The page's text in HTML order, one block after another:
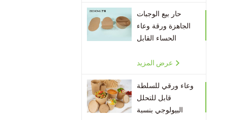
حار بيع الوجبات
الجاهزة ورقة وعاء
الحساء القابل
الورق
عرض المزيد
وعاء ورقي للسلطة
قابل للتحلل
البيولوجي بنسبة